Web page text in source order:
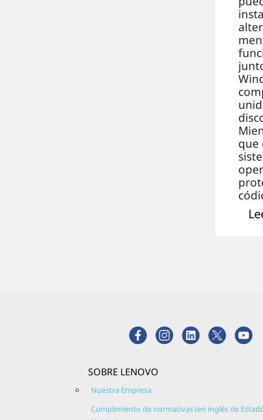
que
as
SOBRE LENOVO
Nuestra Empresa
Cumplimiento de normativas (en inglés de